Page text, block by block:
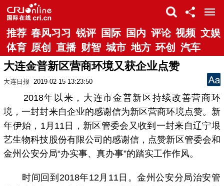
推荐 春风习习 锐评 国际 国内 评论 视频 文娱
体育 原创 直播 财智 城市 地方 环创 汽车
大连金普新区营商环境又获企业点赞
大连日报 2019-02-15 13:23:50
2018年以来，大连市金普新区持续改善营商环
境，一封封来自企业的感谢信为新区营商环境点赞。新
年伊始，1月11日，新区管委会又收到一封来自辽宁垠
艺生物科技股份有限公司的感谢信，点赞新区管委会和
金州公安分局“办实事、真办事”的踏实工作作风。
时间回到2018年12月11日。金州公安分局治安管